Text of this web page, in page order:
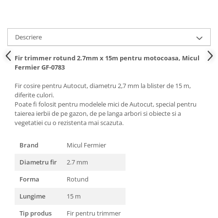
Hota tavan
Hote cupolare
Hote decorative
Hote insula
Hote telescopice
Hote traditionale
Masini de Spalat Rufe & Uscatoare
uscatoare
Masini automate de spalat rufe
Masini de spalat rufe cu uscator
Uscatoare de rufe
Masini de spalat vase
Descriere
Fir trimmer rotund 2.7mm x 15m pentru motocoasa, Micul
Fermier GF-0783
Fir cosire pentru Autocut, diametru 2,7 mm la blister de 15 m,
diferite culori.
Poate fi folosit pentru modelele mici de Autocut, special pentru
taierea ierbii de pe gazon, de pe langa arbori si obiecte si a
vegetatiei cu o rezistenta mai scazuta.
Brand
Micul Fermier
Diametru fir
2.7 mm
Forma
Rotund
Lungime
15 m
Tip produs
Fir pentru trimmer